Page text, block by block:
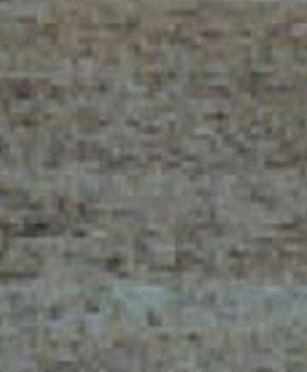
PODNOŚNIK
OSPRZĘT
WIDŁY
ŁYŻKI
WIDŁY I